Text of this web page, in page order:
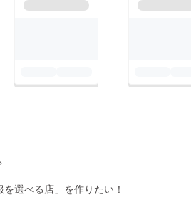
を選べる店」を作りたい！